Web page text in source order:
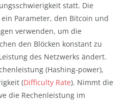
statt. Die
Parameter, den Bitcoin und
verwenden, um die
den Blöcken konstant zu
des Netzwerks ändert.
(Hashing-power),
(Difficulty Rate). Nimmt die
die Rechenleistung im